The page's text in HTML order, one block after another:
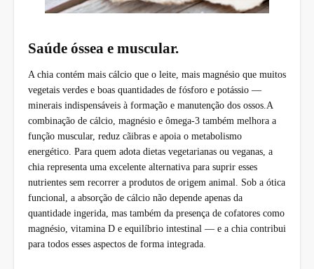
Saúde óssea e muscular.
A chia contém mais cálcio que o leite, mais magnésio que muitos
vegetais verdes e boas quantidades de fósforo e potássio —
minerais indispensáveis à formação e manutenção dos ossos.A
combinação de cálcio, magnésio e ômega-3 também melhora a
função muscular, reduz cãibras e apoia o metabolismo
energético. Para quem adota dietas vegetarianas ou veganas, a
chia representa uma excelente alternativa para suprir esses
nutrientes sem recorrer a produtos de origem animal. Sob a ótica
funcional, a absorção de cálcio não depende apenas da
quantidade ingerida, mas também da presença de cofatores como
magnésio, vitamina D e equilíbrio intestinal — e a chia contribui
para todos esses aspectos de forma integrada.